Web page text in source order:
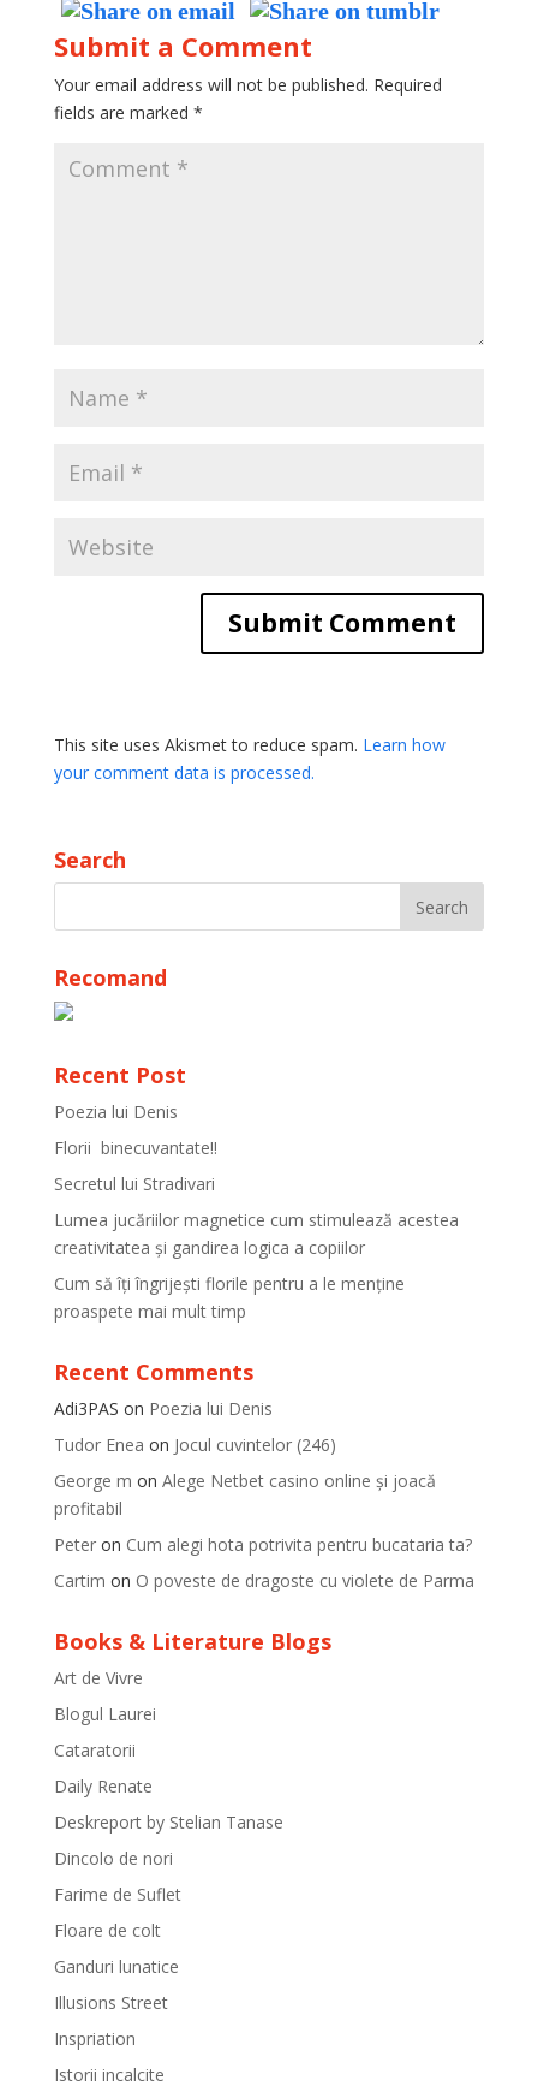
Submit a Comment
Your email address will not be published. Required
fields are marked *
This site uses Akismet to reduce spam. Learn how
your comment data is processed.
Search
Recomand
Recent Post
Poezia lui Denis
Florii binecuvantate!!
Secretul lui Stradivari
Lumea jucăriilor magnetice cum stimulează acestea
creativitatea și gandirea logica a copiilor
Cum să îți îngrijești florile pentru a le menține
proaspete mai mult timp
Recent Comments
Adi3PAS on Poezia lui Denis
Tudor Enea on Jocul cuvintelor (246)
George m on Alege Netbet casino online și joacă
profitabil
Peteron Cum alegi hota potrivita pentru bucataria ta?
Cartim on O poveste de dragoste cu violete de Parma
Books & Literature Blogs
Art de Vivre
Blogul Laurei
Cataratorii
Daily Renate
Deskreport by Stelian Tanase
Dincolo de nori
Farime de Suflet
Floare de colt
Ganduri lunatice
Illusions Street
Inspriation
Istorii incalcite